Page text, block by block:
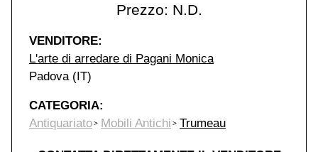
Prezzo: N.D.
VENDITORE:
L'arte di arredare di Pagani Monica
Padova (IT)
CATEGORIA:
Antiquariato
Mobili Antichi Trumeau